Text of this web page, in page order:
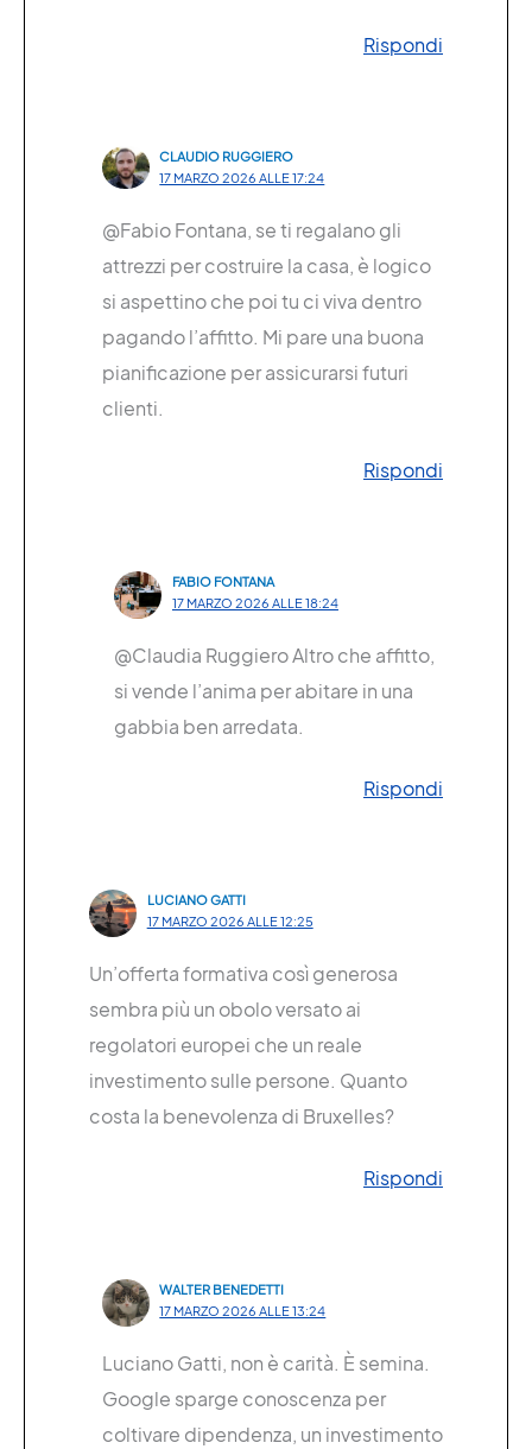
Rispondi
CLAUDIO RUGGIERO
17 MARZO 2026 ALLE 17:24
@Fabio Fontana, se ti regalano gli
attrezzi per costruire la casa, è logico
si aspettino che poi tu ci viva dentro
pagando l’affitto. Mi pare una buona
pianificazione per assicurarsi futuri
clienti.
Rispondi
FABIO FONTANA
17 MARZO 2026 ALLE 18:24
@Claudia Ruggiero Altro che affitto,
si vende l’anima per abitare in una
gabbia ben arredata.
Rispondi
LUCIANO GATTI
17 MARZO 2026 ALLE 12:25
Un’offerta formativa così generosa
sembra più un obolo versato ai
regolatori europei che un reale
investimento sulle persone. Quanto
costa la benevolenza di Bruxelles?
Rispondi
WALTER BENEDETTI
17 MARZO 2026 ALLE 13:24
Luciano Gatti, non è carità. È semina.
Google sparge conoscenza per
coltivare dipendenza, un investimento